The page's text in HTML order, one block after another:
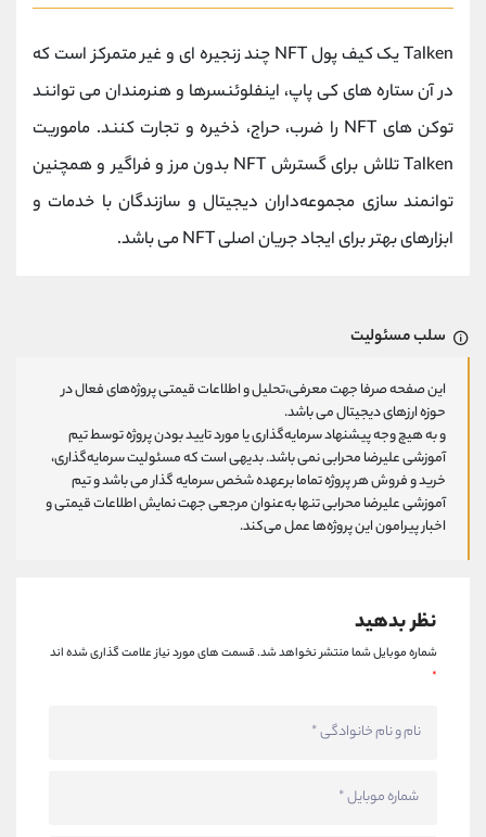
Talken یک کیف پول NFT چند زنجیره ای و غیر متمرکز است که
در آن ستاره های کی پاپ، اینفلوئنسرها و هنرمندان می توانند
توکن های NFT را ضرب، حراج، ذخیره و تجارت کنند. ماموریت
Talken تلاش برای گسترش NFT بدون مرز و فراگیر و همچنین
توانمند سازی مجموعه‌داران دیجیتال و سازندگان با خدمات و
ابزارهای بهتر برای ایجاد جریان اصلی NFT می باشد.
سلب مسئولیت
این صفحه صرفا جهت معرفی،تحلیل و اطلاعات قیمتی پروژه‌های فعال در
حوزه ارزهای دیجیتال می باشد.
و به هیچ وجه پیشنهاد سرمایه‌گذاری یا مورد تایید بودن پروژه توسط تیم
آموزشی علیرضا محرابی نمی باشد. بدیهی است که مسئولیت سرمایه‌گذاری،
خرید و فروش هر پروژه تماما برعهده شخص سرمایه گذار می باشد و تیم
آموزشی علیرضا محرابی تنها به‌عنوان مرجعی جهت نمایش اطلاعات قیمتی و
اخبار پیرامون این پروژه‌‌ها عمل می‌کند.
نظر بدهید
شماره موبایل شما منتشر نخواهد شد.قسمت های مورد نیاز علامت گذاری شده اند
*